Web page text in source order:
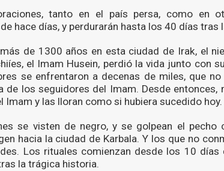
tanto en el país persa, como en
hace días, y perdurarán hasta los 40 días tras
más de 1300 años en esta ciudad de Irak, el
el Imam Husein, perdió la vida junto con
se enfrentaron a decenas de miles, que
de los seguidores del Imam. Desde entonces,
Imam y las lloran como si hubiera sucedido hoy.
se visten de negro, y se golpean el
hacia la ciudad de Karbala. Y los que no
Los rituales comienzan desde los 10
la trágica historia.